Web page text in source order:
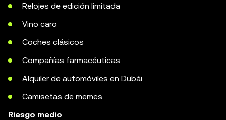
Relojes de edición limitada
Vino caro
Coches clásicos
Compañías farmacéuticas
Alquiler de automóviles en Dubái
Camisetas de memes
Riesgo medio